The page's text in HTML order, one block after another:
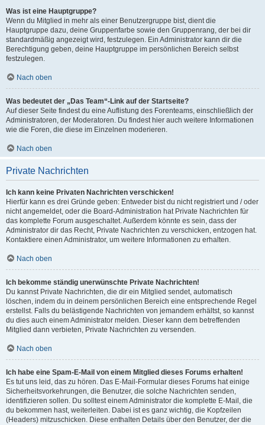
Was ist eine Hauptgruppe?
Wenn du Mitglied in mehr als einer Benutzergruppe bist, dient die
Hauptgruppe dazu, deine Gruppenfarbe sowie den Gruppenrang, der bei dir
standardmäßig angezeigt wird, festzulegen. Ein Administrator kann dir die
Berechtigung geben, deine Hauptgruppe im persönlichen Bereich selbst
festzulegen.
Nach oben
Was bedeutet der „Das Team“-Link auf der Startseite?
Auf dieser Seite findest du eine Auflistung des Forenteams, einschließlich der
Administratoren, der Moderatoren. Du findest hier auch weitere Informationen
wie die Foren, die diese im Einzelnen moderieren.
Nach oben
Private Nachrichten
Ich kann keine Privaten Nachrichten verschicken!
Hierfür kann es drei Gründe geben: Entweder bist du nicht registriert und / oder
nicht angemeldet, oder die Board-Administration hat Private Nachrichten für
das komplette Forum ausgeschaltet. Außerdem könnte es sein, dass der
Administrator dir das Recht, Private Nachrichten zu verschicken, entzogen hat.
Kontaktiere einen Administrator, um weitere Informationen zu erhalten.
Nach oben
Ich bekomme ständig unerwünschte Private Nachrichten!
Du kannst Private Nachrichten, die dir ein Mitglied sendet, automatisch
löschen, indem du in deinem persönlichen Bereich eine entsprechende Regel
erstellst. Falls du belästigende Nachrichten von jemandem erhältst, so kannst
du dies auch einem Administrator melden. Dieser kann dem betreffenden
Mitglied dann verbieten, Private Nachrichten zu versenden.
Nach oben
Ich habe eine Spam-E-Mail von einem Mitglied dieses Forums erhalten!
Es tut uns leid, das zu hören. Das E-Mail-Formular dieses Forums hat einige
Sicherheitsvorkehrungen, die Benutzer, die solche Nachrichten senden,
identifizieren sollen. Du solltest einem Administrator die komplette E-Mail, die
du bekommen hast, weiterleiten. Dabei ist es ganz wichtig, die Kopfzeilen
(Headers) mitzuschicken. Diese enthalten Details über den Benutzer, der die